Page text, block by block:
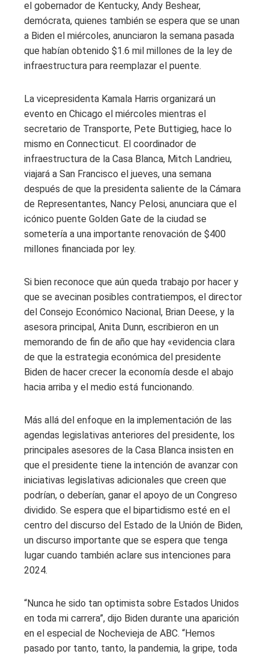
el gobernador de Kentucky, Andy Beshear,
demócrata, quienes también se espera que se unan
a Biden el miércoles, anunciaron la semana pasada
que habían obtenido $1.6 mil millones de la ley de
infraestructura para reemplazar el puente.
La vicepresidenta Kamala Harris organizará un
evento en Chicago el miércoles mientras el
secretario de Transporte, Pete Buttigieg, hace lo
mismo en Connecticut. El coordinador de
infraestructura de la Casa Blanca, Mitch Landrieu,
viajará a San Francisco el jueves, una semana
después de que la presidenta saliente de la Cámara
de Representantes, Nancy Pelosi, anunciara que el
icónico puente Golden Gate de la ciudad se
sometería a una importante renovación de $400
millones financiada por ley.
Si bien reconoce que aún queda trabajo por hacer y
que se avecinan posibles contratiempos, el director
del Consejo Económico Nacional, Brian Deese, y la
asesora principal, Anita Dunn, escribieron en un
memorando de fin de año que hay «evidencia clara
de que la estrategia económica del presidente
Biden de hacer crecer la economía desde el abajo
hacia arriba y el medio está funcionando.
Más allá del enfoque en la implementación de las
agendas legislativas anteriores del presidente, los
principales asesores de la Casa Blanca insisten en
que el presidente tiene la intención de avanzar con
iniciativas legislativas adicionales que creen que
podrían, o deberían, ganar el apoyo de un Congreso
dividido. Se espera que el bipartidismo esté en el
centro del discurso del Estado de la Unión de Biden,
un discurso importante que se espera que tenga
lugar cuando también aclare sus intenciones para
2024.
“Nunca he sido tan optimista sobre Estados Unidos
en toda mi carrera”, dijo Biden durante una aparición
en el especial de Nochevieja de ABC. “Hemos
pasado por tanto, tanto, la pandemia, la gripe, toda